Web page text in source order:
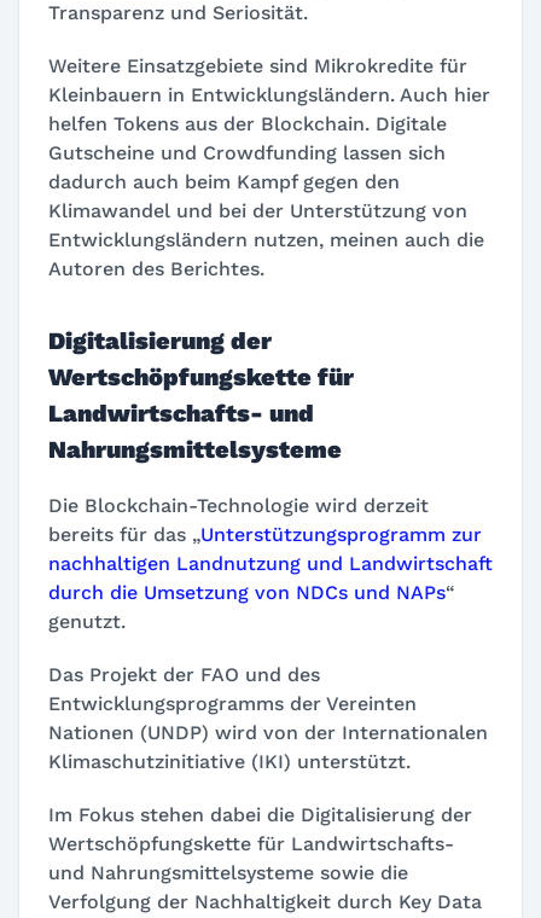
Transparenz und Seriosität.
Weitere Einsatzgebiete sind Mikrokredite für
Kleinbauern in Entwicklungsländern. Auch hier
helfen Tokens aus der Blockchain. Digitale
Gutscheine und Crowdfunding lassen sich
dadurch auch beim Kampf gegen den
Klimawandel und bei der Unterstützung von
Entwicklungsländern nutzen, meinen auch die
Autoren des Berichtes.
Digitalisierung der
Wertschöpfungskette für
Landwirtschafts- und
Nahrungsmittelsysteme
Die Blockchain-Technologie wird derzeit
bereits für das „Unterstützungsprogramm zur
nachhaltigen Landnutzung und Landwirtschaft
durch die Umsetzung von NDCs und NAPs“
genutzt.
Das Projekt der FAO und des
Entwicklungsprogramms der Vereinten
Nationen (UNDP) wird von der Internationalen
Klimaschutzinitiative (IKI) unterstützt.
Im Fokus stehen dabei die Digitalisierung der
Wertschöpfungskette für Landwirtschafts-
und Nahrungsmittelsysteme sowie die
Verfolgung der Nachhaltigkeit durch Key Data